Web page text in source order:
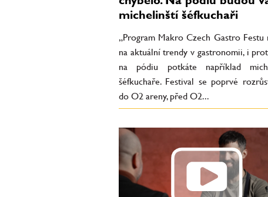
michelinští šéfkuchaři
„Program Makro Czech Gastro Festu
na aktuální trendy v gastronomii, i
na pódiu potkáte například
šéfkuchaře. Festival se poprvé
do O2 areny, před O2...